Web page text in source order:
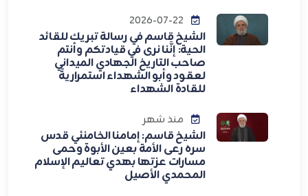
الشيخ قاسم في رسالة تبريك للقائد
الحية: إنَّنا نرى في قيادتكم وأنتم
صاحب التاريخ الجهادي الميداني
لعقود وأبو الشهداء استمراريةً
للقادة الشهداء
منذ شهر
الشيخ قاسم: إمامنا الخامنئي قدس
سره رعى الأمة بعين الأبوة وحمى
مسارات عزتها بهدي تعاليم الإسلام
المحمدي الأصيل